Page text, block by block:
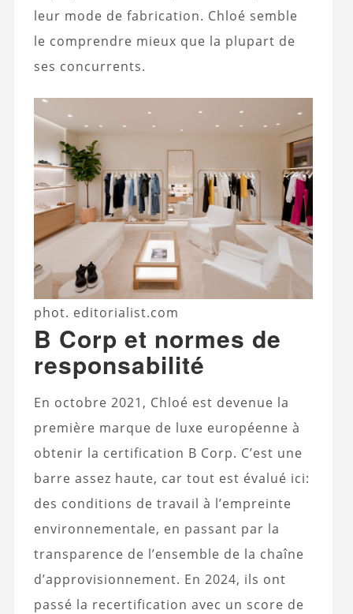
leur mode de fabrication. Chloé semble
le comprendre mieux que la plupart de
ses concurrents.
phot. editorialist.com
B Corp et normes de
responsabilité
En octobre 2021, Chloé est devenue la
première marque de luxe européenne à
obtenir la certification B Corp. C’est une
barre assez haute, car tout est évalué ici:
des conditions de travail à l’empreinte
environnementale, en passant par la
transparence de l’ensemble de la chaîne
d’approvisionnement. En 2024, ils ont
passé la recertification avec un score de